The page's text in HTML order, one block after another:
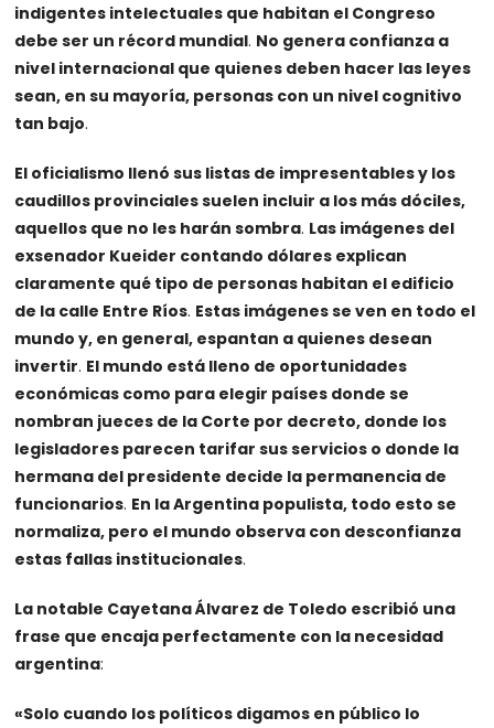
indigentes intelectuales que habitan el Congreso
debe ser un récord mundial. No genera confianza a
nivel internacional que quienes deben hacer las leyes
sean, en su mayoría, personas con un nivel cognitivo
tan bajo.
El oficialismo llenó sus listas de impresentables y los
caudillos provinciales suelen incluir a los más dóciles,
aquellos que no les harán sombra. Las imágenes del
exsenador Kueider contando dólares explican
claramente qué tipo de personas habitan el edificio
de la calle Entre Ríos. Estas imágenes se ven en todo el
mundo y, en general, espantan a quienes desean
invertir. El mundo está lleno de oportunidades
económicas como para elegir países donde se
nombran jueces de la Corte por decreto, donde los
legisladores parecen tarifar sus servicios o donde la
hermana del presidente decide la permanencia de
funcionarios. En la Argentina populista, todo esto se
normaliza, pero el mundo observa con desconfianza
estas fallas institucionales.
La notable Cayetana Álvarez de Toledo escribió una
frase que encaja perfectamente con la necesidad
argentina:
«Solo cuando los políticos digamos en público lo